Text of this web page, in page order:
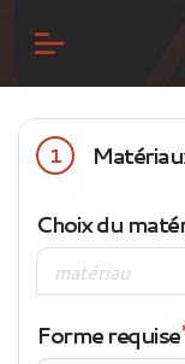
1
Choix du
Forme requise